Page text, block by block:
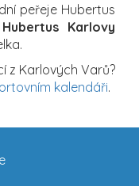
peřeje Hubertus
Karlovy
z Karlových Varů?
kalendáři.